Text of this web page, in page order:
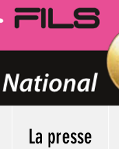
La presse